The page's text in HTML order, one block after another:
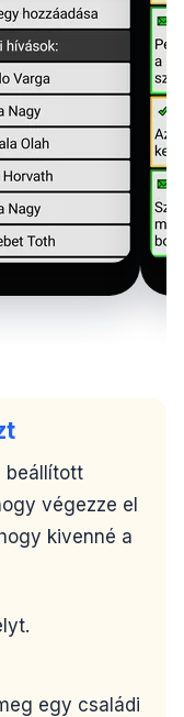
beállított
végezze el
kivenné a
egy családi